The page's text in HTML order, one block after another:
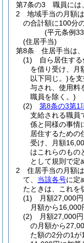
第7条の3
職員には
2
地域手当の月額
の合計額に100分
(平元条例
(住居手当)
第8条
住居手当は
(1)
自ら居住す
を借り受け、月
以下同じ。)を
与され、使用料
職員を除く。)
(2)
第8条の3第1
支給される職員
係と同様の事情
居住するための
受け、月額
はこれらのもの
として規則で定
2
住居手当の月額は
て、 当該各号に定
たときは、これを
(1)
月額27,000
月額から
(2)
月額27,000
の月額から
た額の2分の1